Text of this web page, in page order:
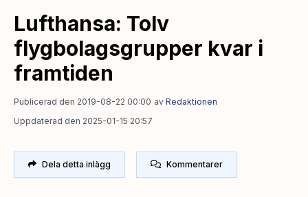
Lufthansa: Tolv
flygbolagsgrupper kvar i
framtiden
Publicerad den 2019-08-22 00:00 av Redaktionen
Uppdaterad den 2025-01-15 20:57
Dela detta inlägg Kommentarer